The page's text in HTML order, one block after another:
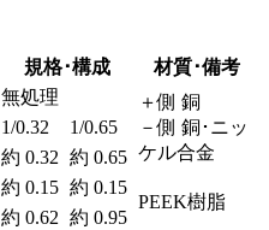
規格･構成 材質･備考
無処理
＋側 銅
－側 銅･ニッ
ケル合金
1/0.32
1/0.65
約 0.32 約 0.65
約 0.15 約 0.15
PEEK樹脂
約 0.62 約 0.95